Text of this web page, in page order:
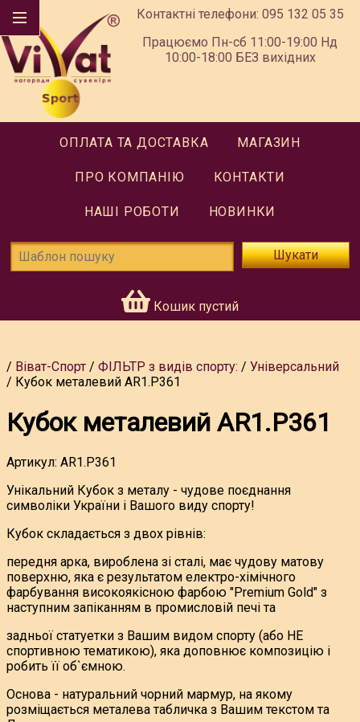
Контактні телефони: 095 132 05 35
Працюємо Пн-сб 11:00-19:00 Нд
10:00-18:00 БЕЗ вихідних
ОПЛАТА ТА ДОСТАВКА МАГАЗИН
ПРО КОМПАНІЮ КОНТАКТИ
НАШІ РОБОТИ НОВИНКИ
Шукати
Кошик пустий
Віват-Спорт ФІЛЬТР з видів спорту:
Універсальний
Кубок металевий AR1.P361
Кубок металевий AR1.P361
Артикул: AR1.P361
Унікальний Кубок з металу - чудове поєднання
символіки України і Вашого виду спорту!
Кубок складається з двох рівнів:
передня арка, вироблена зі сталі, має чудову матову
поверхню, яка є результатом електро-хімічного
фарбування високоякісною фарбою "Premium Gold" з
наступним запіканням в промисловій печі та
задньої статуетки з Вашим видом спорту (або НЕ
спортивною тематикою), яка доповнює композицію і
робить її об`ємною.
Основа - натуральний чорний мармур, на якому
розміщається металева табличка з Вашим текстом та